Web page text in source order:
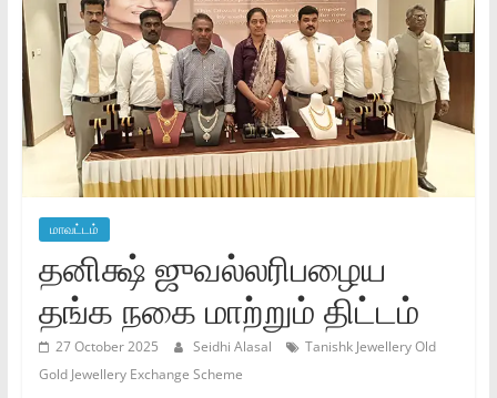
மாவட்டம்
தனிக்ஷ் ஜுவல்லரிபழைய
தங்க நகை மாற்றும் திட்டம்
27 October 2025 Seidhi Alasal
Tanishk Jewellery Old
Gold Jewellery Exchange Scheme